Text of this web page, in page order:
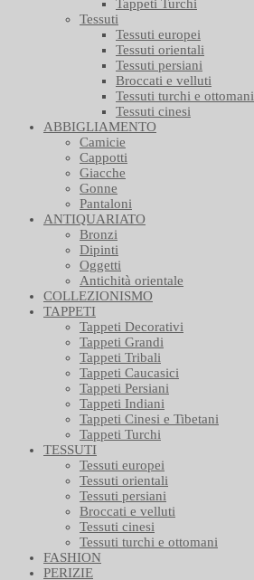
Tappeti Turchi
Tessuti
Tessuti europei
Tessuti orientali
Tessuti persiani
Broccati e velluti
Tessuti turchi e ottomani
Tessuti cinesi
ABBIGLIAMENTO
Camicie
Cappotti
Giacche
Gonne
Pantaloni
ANTIQUARIATO
Bronzi
Dipinti
Oggetti
Antichità orientale
COLLEZIONISMO
TAPPETI
Tappeti Decorativi
Tappeti Grandi
Tappeti Tribali
Tappeti Caucasici
Tappeti Persiani
Tappeti Indiani
Tappeti Cinesi e Tibetani
Tappeti Turchi
TESSUTI
Tessuti europei
Tessuti orientali
Tessuti persiani
Broccati e velluti
Tessuti cinesi
Tessuti turchi e ottomani
FASHION
PERIZIE